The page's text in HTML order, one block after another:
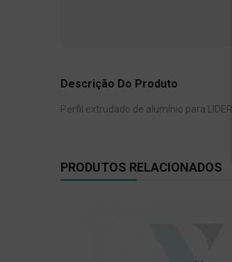
Descrição Do Produto
Perfil extrudado de alumínio para
PRODUTOS RELACIONADOS